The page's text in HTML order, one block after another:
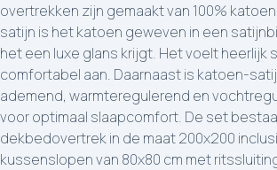
overtrekken zijn gemaakt van 100%
satijn is het katoen geweven in een
het een luxe glans krijgt. Het voelt heerlijk
comfortabel aan. Daarnaast is katoen-
ademend, warmteregulerend en
voor optimaal slaapcomfort. De set
dekbedovertrek in de maat 200x200
kussenslopen van 80x80 cm met